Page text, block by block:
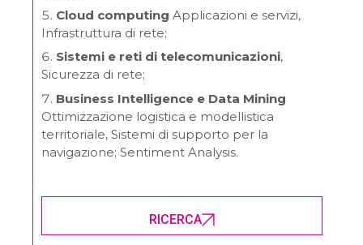
Cloud computing Applicazioni e servizi,
Infrastruttura di rete;
Sistemi e reti di telecomunicazioni,
Sicurezza di rete;
Business Intelligence e Data Mining
Ottimizzazione logistica e modellistica
territoriale, Sistemi di supporto per la
navigazione; Sentiment Analysis.
RICERCA